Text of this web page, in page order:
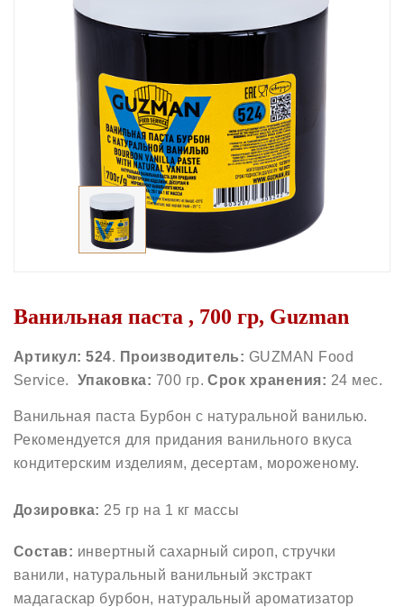
Ванильная паста , 700 гр, Guzman
Артикул: 524. Производитель: GUZMAN Food
Service. Упаковка: 700 гр.Срок хранения: 24 мес.
Ванильная паста Бурбон с натуральной ванилью.
Рекомендуется для придания ванильного вкуса
кондитерским изделиям, десертам, мороженому.
Дозировка: 25 гр на 1 кг массы
Состав: инвертный сахарный сироп, стручки
ванили, натуральный ванильный экстракт
мадагаскар бурбон, натуральный ароматизатор